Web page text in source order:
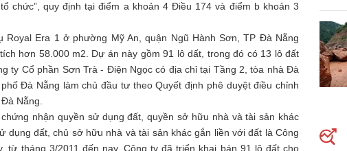
chức”, quy định tại điểm a khoản 4 Điều 174 và điểm b khoản 3
Era 1 ở phường Mỹ An, quận Ngũ Hành Sơn, TP Đà Nẵng
hơn 58.000 m2. Dự án này gồm 91 lô dất, trong đó có 13 lô đất
ty Cổ phần Sơn Trà - Điện Ngọc có địa chỉ tại Tầng 2, tòa nhà Đà
Đà Nẵng làm chủ đầu tư theo Quyết định phê duyệt điều chỉnh
Nẵng.
nhận quyền sử dụng đất, quyền sở hữu nhà và tài sản khác
đất, chủ sở hữu nhà và tài sản khác gắn liền với đất là Công
tháng 3/2011 đến nay, Công ty đã triển khai bán 91 lô đất cho